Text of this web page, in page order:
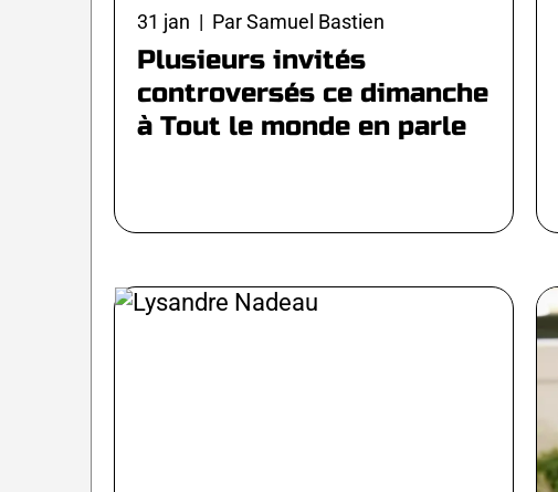
31 jan | Par Samuel Bastien
Plusieurs invités
controversés ce dimanche
à Tout le monde en parle